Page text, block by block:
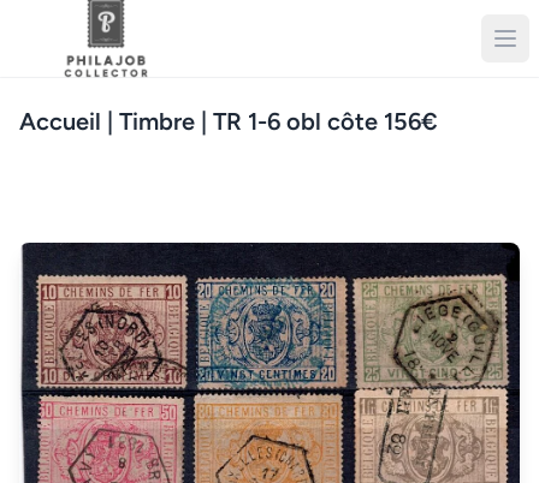
Accueil | Timbre | TR 1-6 obl côte 156€